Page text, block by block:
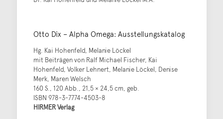
Otto Dix – Alpha Omega: Ausstellungskatalog
Hg. Kai Hohenfeld, Melanie Löckel
mit Beiträgen von Ralf Michael Fischer, Kai
Hohenfeld, Volker Lehnert, Melanie Löckel, Denise
Merk, Maren Welsch
160 S., 120 Abb., 21,5 × 24,5 cm, geb.
ISBN 978-3-7774-4503-8
HIRMER Verlag